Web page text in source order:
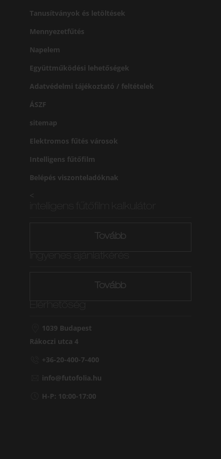
Tanusítványok és letöltések
Mennyezetfűtés
Napelem
Együttműködési lehetőségek
Adatvédelmi tájékoztató / feltételek
ÁSZF
sitemap
Elektromos fűtés városok
Intelligens fűtőfilm
Belépés viszonteladóknak
<
Tovább
Tovább
1039 Budapest
Rákoczi utca 4
+36-20-400-7-400
info@futofolia.hu
H-P: 10:00-17:00